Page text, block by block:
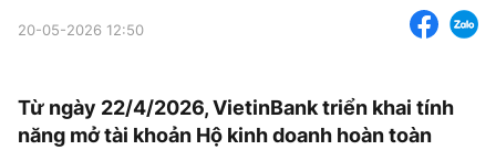
20-05-2026 12:50
Từ ngày 22/4/2026, VietinBank triển khai tính
năng mở tài khoản Hộ kinh doanh hoàn toàn